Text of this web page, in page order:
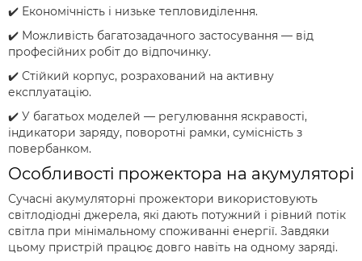
✔️ Економічність і низьке тепловиділення.
✔️ Можливість багатозадачного застосування — від
професійних робіт до відпочинку.
✔️ Стійкий корпус, розрахований на активну
експлуатацію.
✔️ У багатьох моделей — регулювання яскравості,
індикатори заряду, поворотні рамки, сумісність з
повербанком.
Особливості прожектора на акумуляторі
Сучасні акумуляторні прожектори використовують
світлодіодні джерела, які дають потужний і рівний потік
світла при мінімальному споживанні енергії. Завдяки
цьому пристрій працює довго навіть на одному заряді.